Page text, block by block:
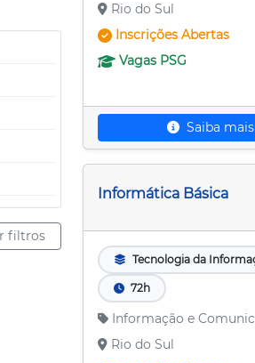
filtros
Rio do Sul
Inscrições Abertas
Vagas PSG
Saiba mais
Informática Básica
Tecnologia da
72h
Informação e
Rio do Sul